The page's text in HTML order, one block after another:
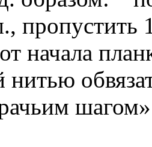
пропустить
начала